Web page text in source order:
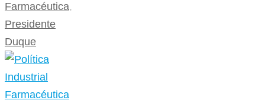
Farmacéutica,
Presidente
Duque